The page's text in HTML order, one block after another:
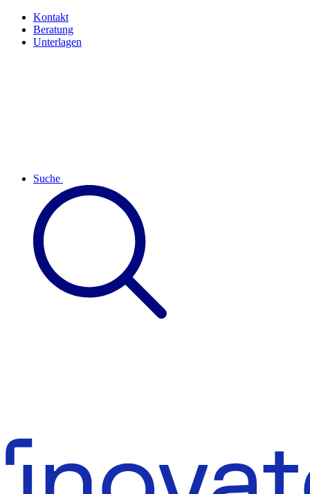
Kontakt
Beratung
Unterlagen
Suche